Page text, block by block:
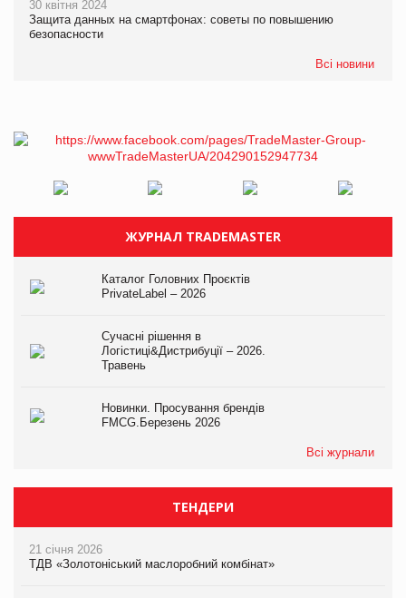
30 квітня 2024
Защита данных на смартфонах: советы по повышению
безопасности
Всі новини
ЖУРНАЛ TRADEMASTER
Каталог Головних Проєктів
PrivateLabel – 2026
Сучасні рішення в
Логістиці&Дистрибуції – 2026.
Травень
Новинки. Просування брендів
FMCG.Березень 2026
Всі журнали
ТЕНДЕРИ
21 січня 2026
ТДВ «Золотоніський маслоробний комбінат»